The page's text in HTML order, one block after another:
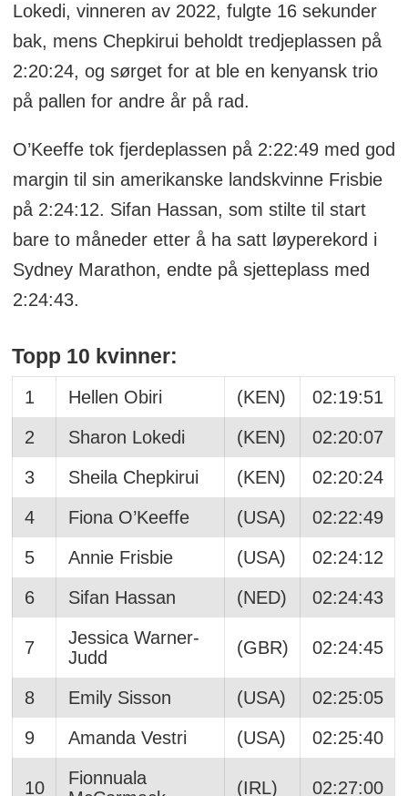
Lokedi, vinneren av 2022, fulgte 16 sekunder
bak, mens Chepkirui beholdt tredjeplassen på
2:20:24, og sørget for at ble en kenyansk trio
på pallen for andre år på rad.
O’Keeffe tok fjerdeplassen på 2:22:49 med god
margin til sin amerikanske landskvinne Frisbie
på 2:24:12. Sifan Hassan, som stilte til start
bare to måneder etter å ha satt løyperekord i
Sydney Marathon, endte på sjetteplass med
2:24:43.
Topp 10 kvinner:
1 Hellen Obiri (KEN)
02:19:51
2
Sharon Lokedi (KEN)
02:20:07
3
Sheila Chepkirui (KEN)
02:20:24
4
Fiona O’Keeffe (USA)
02:22:49
5
Annie Frisbie (USA)
02:24:12
6
Sifan Hassan (NED) 02:24:43
7
Jessica Warner-
Judd
(GBR) 02:24:45
8 Emily Sisson (USA)
02:25:05
9
Amanda Vestri (USA) 02:25:40
10
Fionnuala
(IRL) 02:27:00